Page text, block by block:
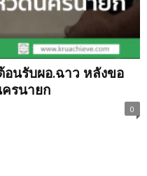
อนรับผอ.ฉาว หลังขอ
รนายก
0